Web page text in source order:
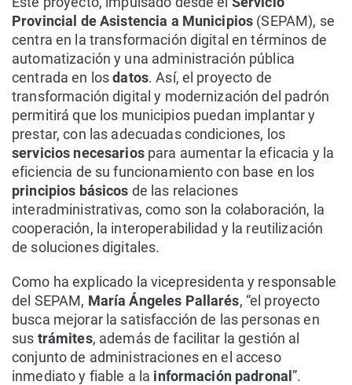
Provincial de Asistencia a Municipios (SEPAM), se
centra en la transformación digital en términos de
automatización y una administración pública
centrada en losdatos. Así, el proyecto de
transformación digital y modernización del padrón
permitirá que los municipios puedan implantar y
prestar, con las adecuadas condiciones, los
servicios necesariospara aumentar la eficacia y la
eficiencia de su funcionamiento con base en los
principios básicos de las relaciones
interadministrativas, como son la colaboración, la
cooperación, la interoperabilidad y la reutilización
de soluciones digitales.
Como ha explicado la vicepresidenta y responsable
del SEPAM, María Ángeles Pallarés, “el proyecto
busca mejorar la satisfacción de las personas en
sus trámites, además de facilitar la gestión al
conjunto de administraciones en el acceso
inmediato y fiable a la información padronal”.